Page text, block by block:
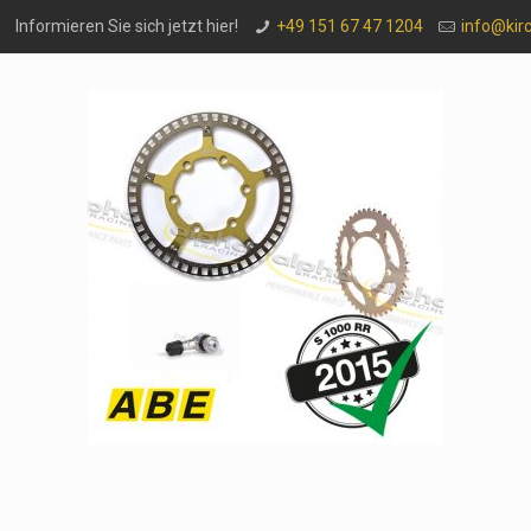
Informieren Sie sich jetzt hier! +49 151 67 47 1204